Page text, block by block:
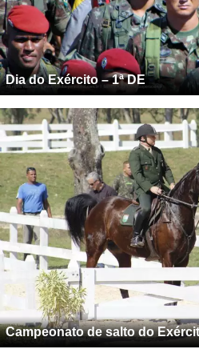
Dia do Exército – 1ª DE
Campeonato de salto do